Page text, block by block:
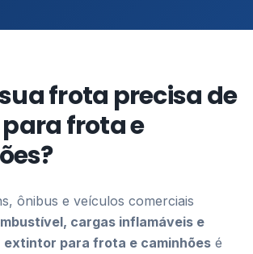
de ART
os Serviços
frota precisa de
frota e
ônibus e veículos comerciais
cargas inflamáveis e
extintor para frota e caminhões é